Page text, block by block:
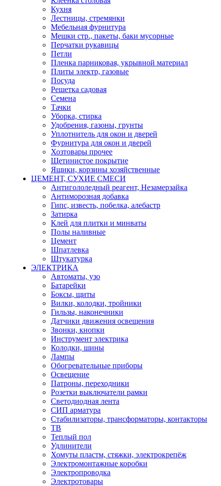
Кухня
Лестницы, стремянки
Мебельная фурнитура
Мешки стр., пакеты, баки мусорные
Перчатки рукавицы
Петли
Пленка парниковая, укрывной материал
Плиты электр, газовые
Посуда
Решетка садовая
Семена
Тачки
Уборка, стирка
Удобрения, газоны, грунты
Уплотнитель для окон и дверей
Фурнитура для окон и дверей
Хозтовары прочее
Щетинистое покрытие
Ящики, корзины хозяйственные
ЦЕМЕНТ, СУХИЕ СМЕСИ
Антигололедный реагент, Незамерзайка
Антиморозная добавка
Гипс, известь, побелка, алебастр
Затирка
Клей для плитки и минваты
Полы наливные
Цемент
Шпатлевка
Штукатурка
ЭЛЕКТРИКА
Автоматы, узо
Батарейки
Боксы, щиты
Вилки, колодки, тройники
Гильзы, наконечники
Датчики движения освещения
Звонки, кнопки
Инструмент электрика
Колодки, шины
Лампы
Обогревательные приборы
Освещение
Патроны, переходники
Розетки выключатели рамки
Светодиодная лента
СИП арматура
Стабилизаторы, трансформаторы, контакторы
ТВ
Теплый пол
Удлинители
Хомуты пластм, стяжки, электрокрепёж
Электромонтажные коробки
Электропроводка
Электротовары